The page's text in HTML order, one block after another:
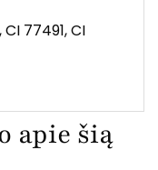
77491, CI
apie šią